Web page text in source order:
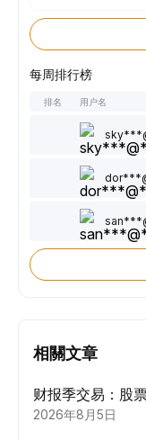
每周排行榜
排名 用户名
相關文章
财报季交易：股
2026年8月5日